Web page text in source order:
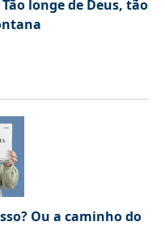
longe de Deus, tão
Ou a caminho do